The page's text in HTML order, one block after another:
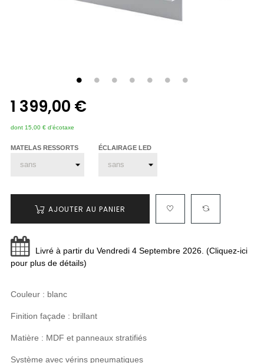
1 399,00 €
dont 15,00 € d'écotaxe
MATELAS RESSORTS ÉCLAIRAGE LED
AJOUTER AU PANIER
Livré à partir du Vendredi 4 Septembre 2026. (Cliquez-ici
pour plus de détails)
Couleur : blanc
Finition façade : brillant
Matière : MDF et panneaux stratifiés
Système avec vérins pneumatiques